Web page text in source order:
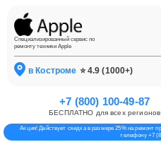
Специализированный сервис по
ремонту техники Apple
в Костроме ⭐ 4.9 (1000+)
+7 (800) 100-49-87
БЕСПЛАТНО для всех регионов
Акция! Действует скидка в размере 25% на ремонт
телефону +7